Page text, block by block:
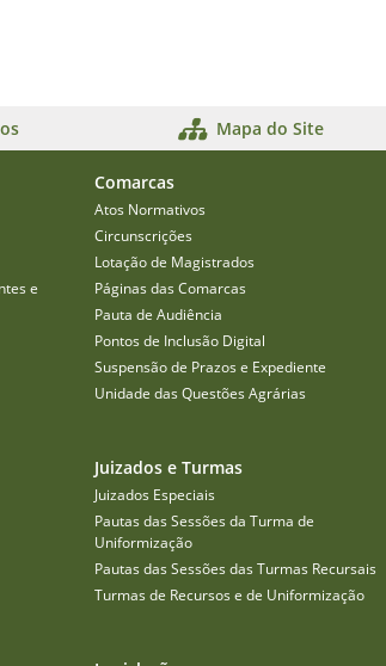
Mapa do Site
e
Comarcas
Atos Normativos
Circunscrições
Lotação de Magistrados
Páginas das Comarcas
Pauta de Audiência
Pontos de Inclusão Digital
Suspensão de Prazos e Expediente
Unidade das Questões Agrárias
Juizados e Turmas
Juizados Especiais
Pautas das Sessões da Turma de
Uniformização
Pautas das Sessões das Turmas Recursais
Turmas de Recursos e de Uniformização